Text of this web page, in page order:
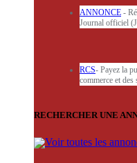
ANNONCE -
Journal officiel
RCS- Payez la
commerce et des
RECHERCHER UNE
Voir toutes les